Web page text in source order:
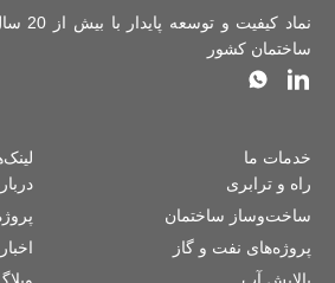
نماد
ساختمان کشور
خدمات ما
راه و ترابری
ساخت‌وساز ساختمان
پروژه‌های نفت و گاز
اخبار